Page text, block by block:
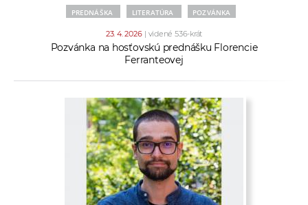
PREDNÁŠKA LITERATÚRA POZVÁNKA
23. 4. 2026 | videné 536-krát
Pozvánka na hosťovskú prednášku Florencie
Ferranteovej